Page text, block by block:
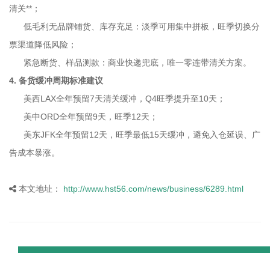
清关**；
低毛利无品牌铺货、库存充足：淡季可用集中拼板，旺季切换分
票渠道降低风险；
紧急断货、样品测款：商业快递兜底，唯一零连带清关方案。
4. 备货缓冲周期标准建议
美西LAX全年预留7天清关缓冲，Q4旺季提升至10天；
美中ORD全年预留9天，旺季12天；
美东JFK全年预留12天，旺季最低15天缓冲，避免入仓延误、广
告成本暴涨。
本文地址： http://www.hst56.com/news/business/6289.html